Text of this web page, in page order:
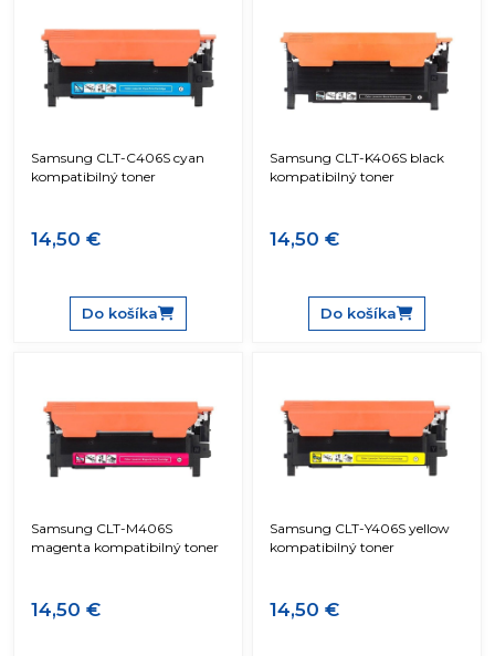
Samsung CLT-C406S cyan
kompatibilný toner
14,50 €
Do košíka
Samsung CLT-K406S black
kompatibilný toner
14,50 €
Do košíka
Samsung CLT-M406S
magenta kompatibilný toner
14,50 €
Samsung CLT-Y406S yellow
kompatibilný toner
14,50 €